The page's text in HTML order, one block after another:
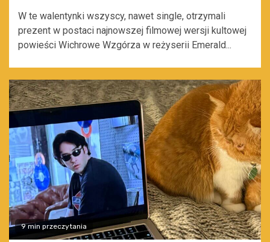
W te walentynki wszyscy, nawet single, otrzymali
prezent w postaci najnowszej filmowej wersji kultowej
powieści Wichrowe Wzgórza w reżyserii Emerald...
9 min przeczytania